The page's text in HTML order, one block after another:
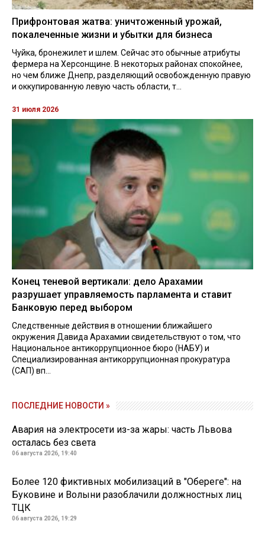
Прифронтовая жатва: уничтоженный урожай,
покалеченные жизни и убытки для бизнеса
Чуйка, бронежилет и шлем. Сейчас это обычные атрибуты
фермера на Херсонщине. В некоторых районах спокойнее,
но чем ближе Днепр, разделяющий освобожденную правую
и оккупированную левую часть области, т...
31 июля 2026
Конец теневой вертикали: дело Арахамии
разрушает управляемость парламента и ставит
Банковую перед выбором
Следственные действия в отношении ближайшего
окружения Давида Арахамии свидетельствуют о том, что
Национальное антикоррупционное бюро (НАБУ) и
Специализированная антикоррупционная прокуратура
(САП) вп...
ПОСЛЕДНИЕ НОВОСТИ »
Авария на электросети из-за жары: часть Львова
осталась без света
06 августа 2026, 19:40
Более 120 фиктивных мобилизаций в "Обереге": на
Буковине и Волыни разоблачили должностных лиц
ТЦК
06 августа 2026, 19:29